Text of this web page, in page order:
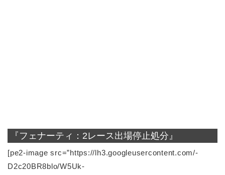
『フェナーティ：2レース出場停止処分』
[pe2-image src=”https://lh3.googleusercontent.com/-
D2c20BR8blo/W5Uk-